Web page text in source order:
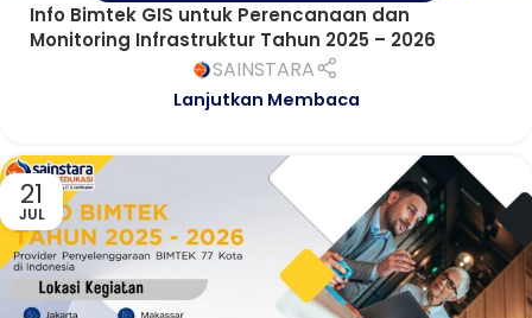
Info Bimtek GIS untuk Perencanaan dan
Monitoring Infrastruktur Tahun 2025 – 2026
SAINSTARA
Lanjutkan Membaca
21
JUL